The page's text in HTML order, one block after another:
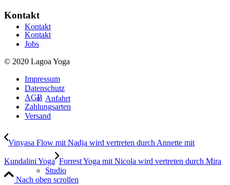
Kontakt
Anfahrt
Studio
Kontakt
Kontakt
Jobs
© 2020 Lagoa Yoga
Impressum
Datenschutz
AGB
Zahlungsarten
Versand
Vinyasa Flow mit Nadja wird vertreten durch Annette mit
Kundalini Yoga Forrest Yoga mit Nicola wird vertreten durch Mira
Nach oben scrollen